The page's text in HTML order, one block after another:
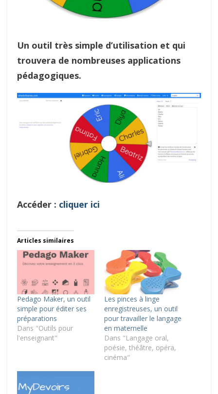
Un outil très simple d’utilisation et qui
trouvera de nombreuses applications
pédagogiques.
Accéder : cliquer ici
Articles similaires
Pedago Maker, un outil
simple pour éditer ses
préparations
Dans "Outils pour
l'enseignant"
Les pinces à linge
enregistreuses, un outil
pour travailler le langage
en maternelle
Dans "Langage oral,
poésie, théâtre, opéra,
cinéma"